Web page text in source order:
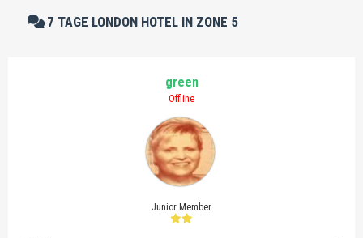
7 TAGE LONDON HOTEL IN ZONE 5
green
Offline
Junior Member